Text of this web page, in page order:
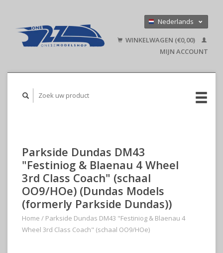
Nederlands
English
WINKELWAGEN (€0,00)
MIJN ACCOUNT
Parkside Dundas DM43
"Festiniog & Blaenau 4 Wheel
3rd Class Coach" (schaal
OO9/HOe) (Dundas Models
(formerly Parkside Dundas))
Home / Parkside Dundas DM43 "Festiniog & Blaenau 4
Wheel 3rd Class Coach" (schaal OO9/HOe)